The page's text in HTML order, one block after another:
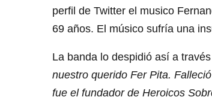
perfil de Twitter el musico
69 años. El músico sufría una
La banda lo despidió así a
nuestro querido Fer Pita.
fue el fundador de Heroicos